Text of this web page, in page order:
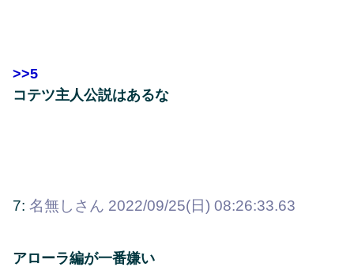
>>5
コテツ主人公説はあるな
7: 名無しさん 2022/09/25(日) 08:26:33.63
アローラ編が一番嫌い